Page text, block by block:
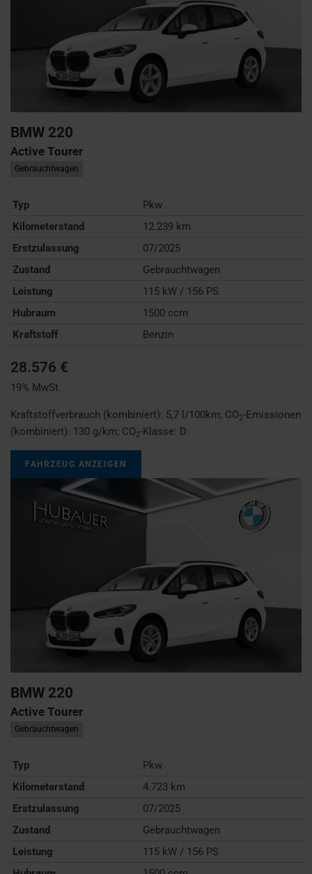
BMW 220
Active Tourer
Gebrauchtwagen
Typ
Pkw
Kilometerstand
12.239 km
Erstzulassung
07/2025
Zustand
Gebrauchtwagen
Leistung
115 kW / 156 PS
Hubraum
1500 ccm
Kraftstoff
Benzin
28.576 €
19% MwSt.
Kraftstoffverbrauch (kombiniert): 5,7 l/100km; CO2-Emissionen
(kombiniert): 130 g/km; CO2-Klasse: D
FAHRZEUG ANZEIGEN
BMW 220
Active Tourer
Gebrauchtwagen
Typ
Pkw
Kilometerstand
4.723 km
Erstzulassung
07/2025
Zustand
Gebrauchtwagen
Leistung
115 kW / 156 PS